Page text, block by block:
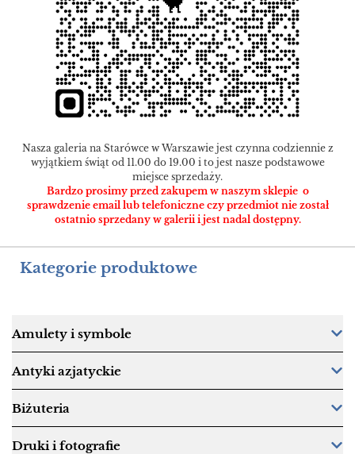
Nasza galeria na Starówce w Warszawie jest czynna codziennie z
wyjątkiem świąt od 11.00 do 19.00 i to jest nasze podstawowe
miejsce sprzedaży.
Bardzo prosimy przed zakupem w naszym sklepie o
sprawdzenie email lub telefoniczne czy przedmiot nie został
ostatnio sprzedany w galerii i jest nadal dostępny.
Kategorie produktowe
Amulety i symbole
Antyki azjatyckie
Biżuteria
Druki i fotografie